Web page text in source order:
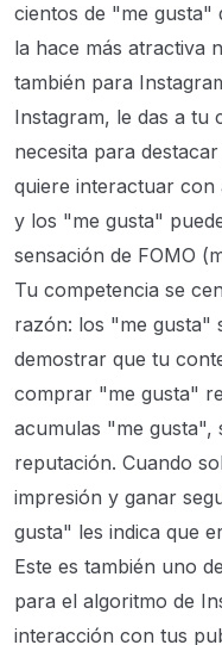
cientos de "me gusta"
la hace más atractiva
también para
Instagram, le das a tu
necesita para
quiere interactuar
y los "me gusta"
sensación de FOMO
Tu competencia se
razón: los "me gusta"
demostrar que tu
comprar "me gusta"
acumulas "me gusta",
reputación. Cuando
impresión y ganar
gusta" les indica que
Este es también uno
para el algoritmo de
interacción con tus